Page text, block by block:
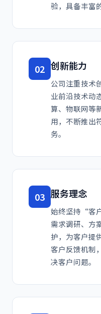
验，具备丰富
02 创新能力
公司注重技术
业前沿技术动
算、物联网等
用，不断推出
务。
03 服务理念
始终坚持“客
需求调研、方
护，为客户提
客户反馈机制
决客户问题。